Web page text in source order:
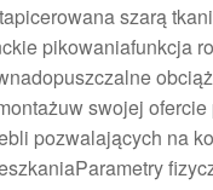
szarą
pikowaniafunkcja
swojej
pozwalających na